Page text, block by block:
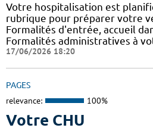
Votre hospitalisation est
rubrique pour préparer votre
Formalités d'entrée, accueil
Formalités administratives à
17/06/2026 18:20
PAGES
relevance: 100%
Votre CHU